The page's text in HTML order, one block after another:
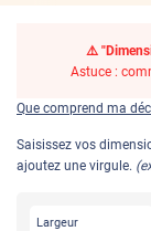
⚠️
Astuce :
Que comprend ma
Saisissez vos
ajoutez une virgule.
Largeur